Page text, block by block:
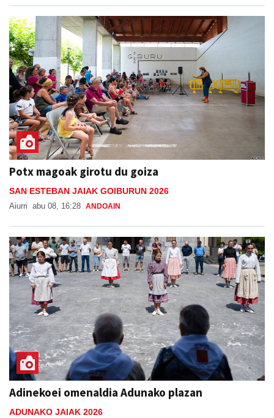
Potx magoak girotu du goiza
SAN ESTEBAN JAIAK GOIBURUN 2026
Aiurri abu 08, 16:28 ANDOAIN
Adinekoei omenaldia Adunako plazan
ADUNAKO JAIAK 2026